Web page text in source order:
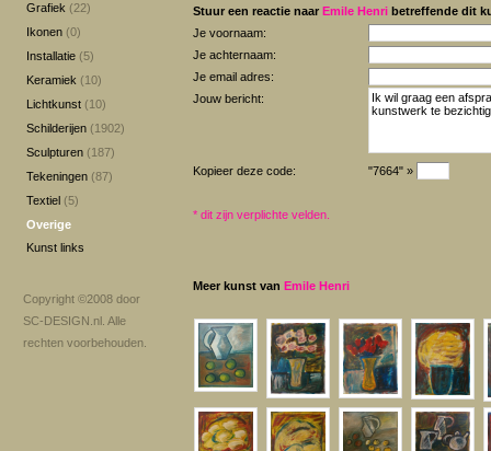
Grafiek (22)
Ikonen (0)
Installatie (5)
Keramiek (10)
Lichtkunst (10)
Schilderijen (1902)
Sculpturen (187)
Tekeningen (87)
Textiel (5)
Overige
Kunst links
Copyright ©2008 door
SC-DESIGN.nl . Alle
rechten voorbehouden.
Stuur een reactie naar Emile Henri betreffende dit
Je voornaam:
Je achternaam:
Je email adres:
Jouw bericht:
Kopieer deze code: "7664" »
* dit zijn verplichte velden.
Meer kunst van Emile Henri